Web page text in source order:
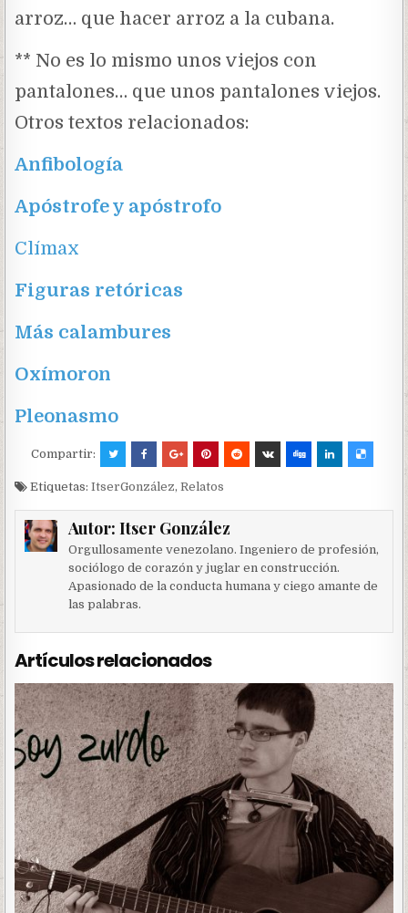
arroz… que hacer arroz a la cubana.
** No es lo mismo unos viejos con
pantalones… que unos pantalones viejos.
Otros textos relacionados:
Anfibología
Apóstrofe y apóstrofo
Clímax
Figuras retóricas
Más calambures
Oxímoron
Pleonasmo
Compartir:
Etiquetas:ItserGonzález,Relatos
Autor: Itser González
Orgullosamente venezolano. Ingeniero de profesión,
sociólogo de corazón y juglar en construcción.
Apasionado de la conducta humana y ciego amante de
las palabras.
Artículos relacionados